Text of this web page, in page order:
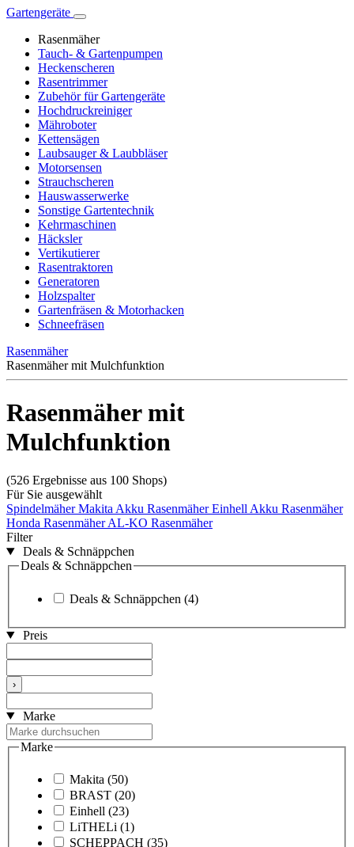
Gartengeräte
Rasenmäher
Tauch- & Gartenpumpen
Heckenscheren
Rasentrimmer
Zubehör für Gartengeräte
Hochdruckreiniger
Mähroboter
Kettensägen
Laubsauger & Laubbläser
Motorsensen
Strauchscheren
Hauswasserwerke
Sonstige Gartentechnik
Kehrmaschinen
Häcksler
Vertikutierer
Rasentraktoren
Generatoren
Holzspalter
Gartenfräsen & Motorhacken
Schneefräsen
Rasenmäher
Rasenmäher mit Mulchfunktion
Rasenmäher mit
Mulchfunktion
(526 Ergebnisse aus 100 Shops)
Für Sie ausgewählt
SpindelmäherMakita Akku RasenmäherEinhell Akku Rasenmäher
Honda RasenmäherAL-KO Rasenmäher
Filter
Deals & Schnäppchen
Deals & Schnäppchen
Deals & Schnäppchen (4)
Preis
›
Marke
Marke
Makita (50)
BRAST (20)
Einhell (23)
LiTHELi (1)
SCHEPPACH (35)